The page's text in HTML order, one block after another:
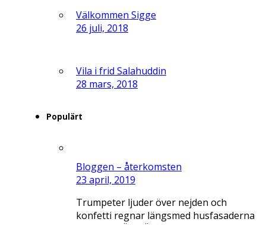
Välkommen Sigge
26 juli, 2018
Vila i frid Salahuddin
28 mars, 2018
Populärt
Bloggen – återkomsten
23 april, 2019
Trumpeter ljuder över nejden och
konfetti regnar längsmed husfasaderna